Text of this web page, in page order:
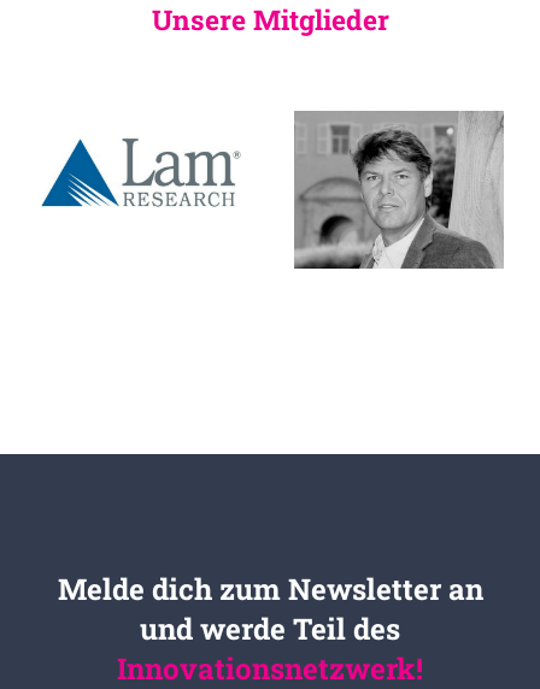
Unsere Mitglieder
Melde dich zum Newsletter an
und werde Teil des
Innovationsnetzwerk!